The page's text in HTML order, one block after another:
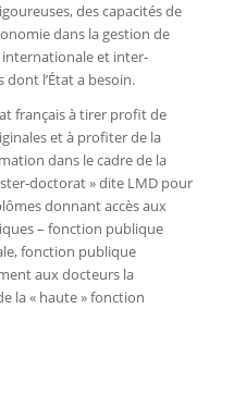
des capacités de
dans la gestion de
et inter-
l’État a besoin.
français à tirer profit de
et à profiter de la
dans le cadre de la
doctorat » dite LMD pour
donnant accès aux
– fonction publique
fonction publique
aux docteurs la
la « haute » fonction